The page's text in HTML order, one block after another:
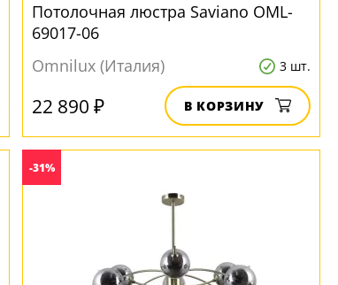
Потолочная люстра Saviano OML-
69017-06
Omnilux (Италия)
3 шт.
22 890 ₽ В КОРЗИНУ
-31%